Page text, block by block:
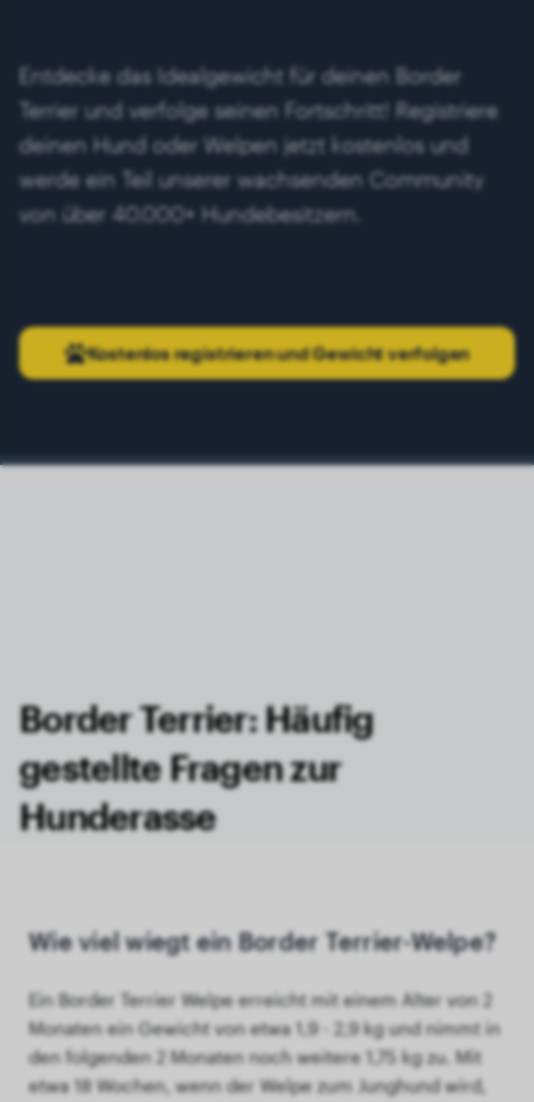
Entdecke das Idealgewicht für deinen Border
Terrier und verfolge seinen Fortschritt! Registriere
deinen Hund oder Welpen jetzt kostenlos und
werde ein Teil unserer wachsenden Community
von über 40.000+ Hundebesitzern.
Kostenlos registrieren und Gewicht verfolgen
Border Terrier: Häufig
gestellte Fragen zur
Hunderasse
Wie viel wiegt ein Border Terrier-Welpe?
Ein Border Terrier Welpe erreicht mit einem Alter von 2
Monaten ein Gewicht von etwa 1,9 - 2,9 kg und nimmt in
den folgenden 2 Monaten noch weitere 1,75 kg zu. Mit
etwa 18 Wochen, wenn der Welpe zum Junghund wird,